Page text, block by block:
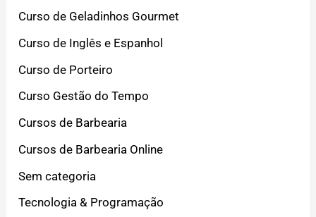
Curso de Geladinhos Gourmet
Curso de Inglês e Espanhol
Curso de Porteiro
Curso Gestão do Tempo
Cursos de Barbearia
Cursos de Barbearia Online
Sem categoria
Tecnologia & Programação